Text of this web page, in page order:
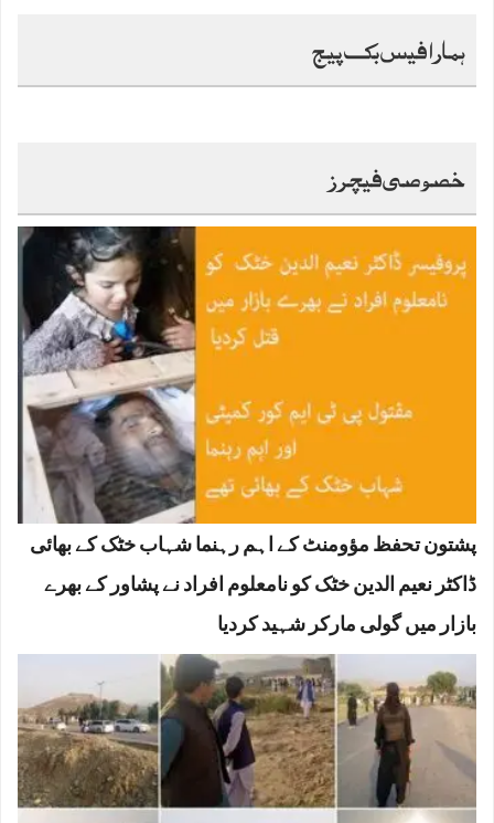
ہمارا فیس بک پیج
خصوصی فیچرز
پشتون تحفظ مؤومنٹ کے اہم رہنما شہاب خٹک کے بھائی
ڈاکٹر نعیم الدین خٹک کو نامعلوم افراد نے پشاور کے بھرے
بازار میں گولی مارکر شہید کردیا